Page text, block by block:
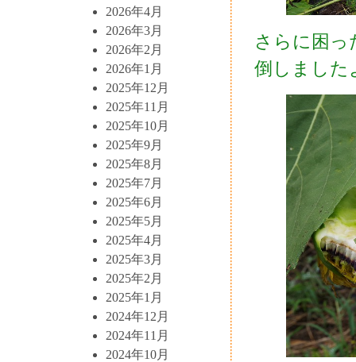
2026年4月
2026年3月
2026年2月
2026年1月
2025年12月
2025年11月
2025年10月
2025年9月
2025年8月
2025年7月
2025年6月
2025年5月
2025年4月
2025年3月
2025年2月
2025年1月
2024年12月
2024年11月
2024年10月
さらに困っ
倒しました